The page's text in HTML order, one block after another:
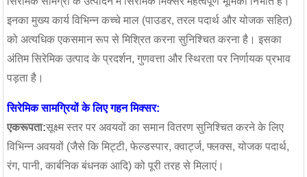
इनका मुख्य कार्य विभिन्न कच्चे माल (पाउडर, तरल पदार्थ और योजक सहित)
को अत्यधिक एकसमान रूप से मिश्रित करना सुनिश्चित करना है। इसका
अंतिम सिरेमिक उत्पाद के प्रदर्शन, गुणवत्ता और स्थिरता पर निर्णायक प्रभाव
पड़ता है।
सिरेमिक सामग्रियों के लिए गहन मिक्सर:
एकरूपता:सूक्ष्म स्तर पर अवयवों का समान वितरण सुनिश्चित करने के लिए
विभिन्न अवयवों (जैसे कि मिट्टी, फेल्डस्पार, क्वार्ट्ज, फ्लक्स, योजक पदार्थ,
रंग, पानी, कार्बनिक बंधनक आदि) को पूरी तरह से मिलाएं।